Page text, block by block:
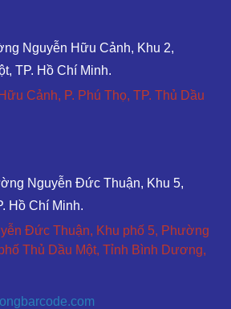
Nguyễn Hữu Cảnh, Khu 2,
TP. Hồ Chí Minh.
Cảnh, P. Phú Thọ, TP. Thủ Dầu
Nguyễn Đức Thuận, Khu 5,
Hồ Chí Minh.
Đức Thuận, Khu phố 5, Phường
Thủ Dầu Một, Tỉnh Bình Dương,